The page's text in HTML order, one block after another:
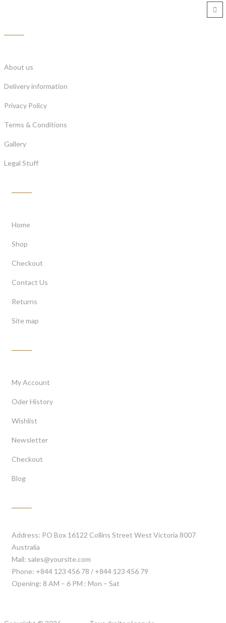
About us
Delivery information
Privacy Policy
Terms & Conditions
Gallery
Legal Stuff
Home
Shop
Checkout
Contact Us
Returns
Site map
My Account
Oder History
Wishlist
Newsletter
Checkout
Blog
Address: PO Box 16122 Collins Street West Victoria 8007
Australia
Mail: sales@yoursite.com
Phone: +844 123 456 78 / +844 123 456 79
Opening: 8 AM – 6 PM : Mon – Sat